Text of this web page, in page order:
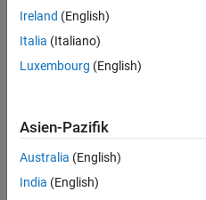
Ireland (English)
Italia (Italiano)
Luxembourg (English)
Asien-Pazifik
Australia (English)
India (English)